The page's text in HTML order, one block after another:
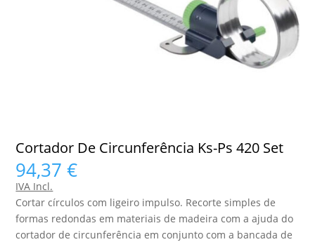
Cortador De Circunferência Ks-Ps 420 Set
94,37€
IVA Incl.
Cortar círculos com ligeiro impulso. Recorte simples de
formas redondas em materiais de madeira com a ajuda do
cortador de circunferência em conjunto com a bancada de